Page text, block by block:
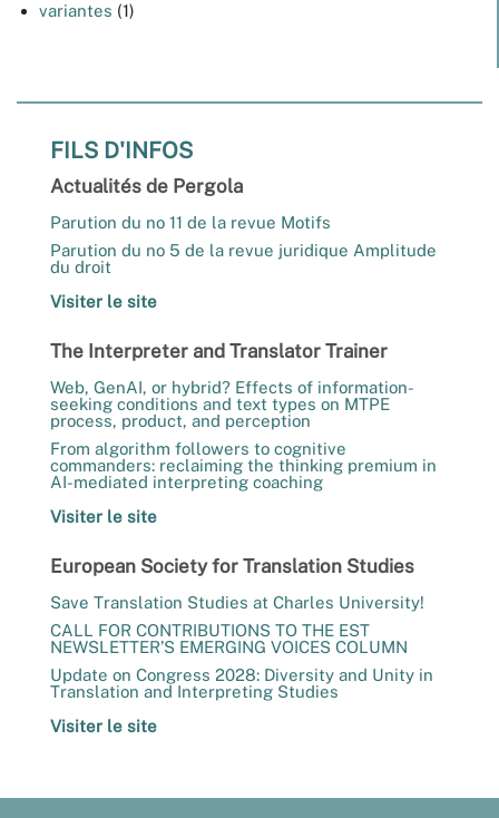
variantes (1)
FILS D'INFOS
Actualités de Pergola
Parution du no 11 de la revue Motifs
Parution du no 5 de la revue juridique Amplitude
du droit
Visiter le site
The Interpreter and Translator Trainer
Web, GenAI, or hybrid? Effects of information-
seeking conditions and text types on MTPE
process, product, and perception
From algorithm followers to cognitive
commanders: reclaiming the thinking premium in
AI-mediated interpreting coaching
Visiter le site
European Society for Translation Studies
Save Translation Studies at Charles University!
CALL FOR CONTRIBUTIONS TO THE EST
NEWSLETTER’S EMERGING VOICES COLUMN
Update on Congress 2028: Diversity and Unity in
Translation and Interpreting Studies
Visiter le site